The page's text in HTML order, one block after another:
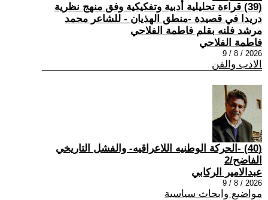
(39) قراءة تحليلية أدبية وتفكيكية وفق منهج نظرية
دريدا في قصيدة -منطق الهذيان - للشاعر محمد
مرشد فلنه بقلم فاطمة الفلاحي
فاطمة الفلاحي
2026 / 8 / 9
الادب والفن
(40) -الحركة الوطنيه اللاعراقيه- والفشل التاريخي
الفاضح/2
عبدالامير الركابي
2026 / 8 / 9
مواضيع وابحاث سياسية